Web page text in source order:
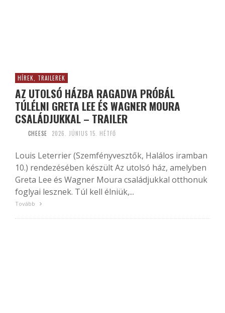
HÍREK, TRAILEREK
AZ UTOLSÓ HÁZBA RAGADVA PRÓBÁL
TÚLÉLNI GRETA LEE ÉS WAGNER MOURA
CSALÁDJUKKAL – TRAILER
CHEESE 2026. JÚNIUS 15. HÉTFŐ
Louis Leterrier (Szemfényvesztők, Halálos iramban
10.) rendezésében készült Az utolsó ház, amelyben
Greta Lee és Wagner Moura családjukkal otthonuk
foglyai lesznek. Túl kell élniük,...
Tovább